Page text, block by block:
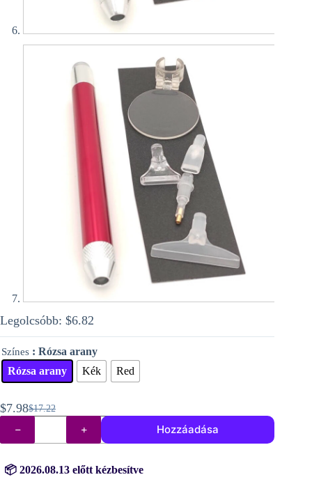
Legolcsóbb: $6.82
Színes : Rózsa arany
Rózsa arany
Kék Red
$17.22
Original
was:
$7.98Current
is:
Fénytoll
nagyítóval
és
mennyiség
Hozzáadása
📦 2026.08.13 előtt kézbesítve